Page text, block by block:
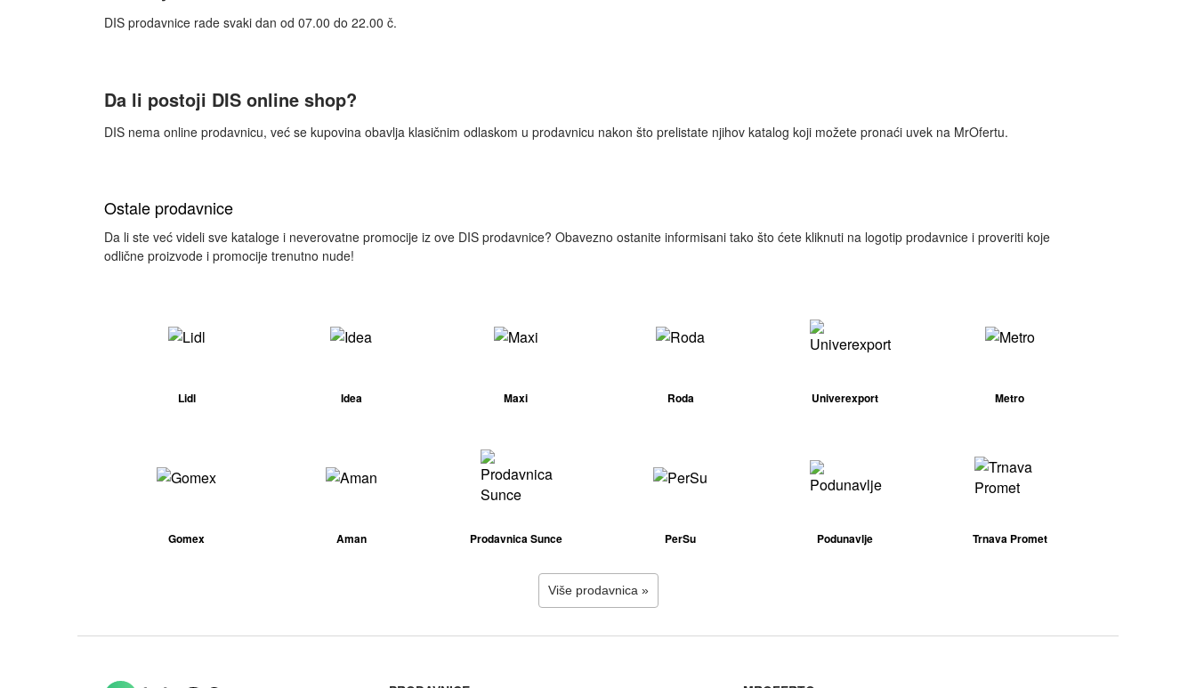
DIS prodavnice rade svaki dan od 07.00 do 22.00 č.
Da li postoji DIS online shop?
DIS nema online prodavnicu, već se kupovina obavlja klasičnim odlaskom u prodavnicu nakon što prelistate njihov katalog koji možete pronaći uvek na MrOfertu.
Ostale prodavnice
Da li ste već videli sve kataloge i neverovatne promocije iz ove DIS prodavnice? Obavezno ostanite informisani tako što ćete kliknuti na logotip prodavnice i proveriti koje
odlične proizvode i promocije trenutno nude!
Lidl Idea Maxi Roda Univerexport Metro
Gomex Aman Prodavnica Sunce PerSu Podunavlje Trnava Promet
Više prodavnica »